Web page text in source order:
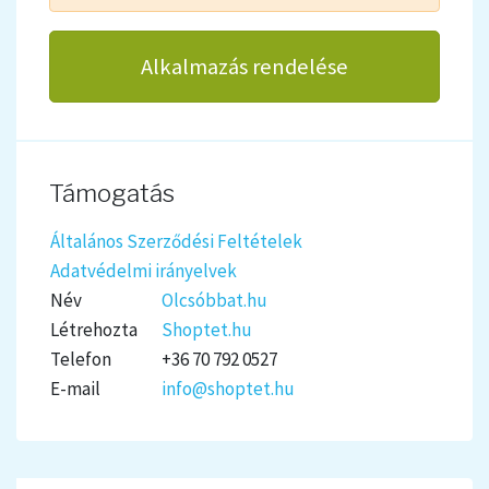
Alkalmazás rendelése
Támogatás
Általános Szerződési Feltételek
Adatvédelmi irányelvek
Név
Olcsóbbat.hu
Létrehozta
Shoptet.hu
Telefon
+36 70 792 0527
E-mail
info@shoptet.hu